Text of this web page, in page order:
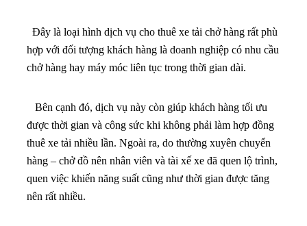
Đây là loại hình dịch vụ cho thuê xe tải chở hàng rất phù
hợp với đối tượng khách hàng là doanh nghiệp có nhu cầu
chở hàng hay máy móc liên tục trong thời gian dài.
Bên cạnh đó, dịch vụ này còn giúp khách hàng tối ưu
được thời gian và công sức khi không phải làm hợp đồng
thuê xe tải nhiều lần. Ngoài ra, do thường xuyên chuyển
hàng – chở đồ nên nhân viên và tài xế xe đã quen lộ trình,
quen việc khiến năng suất cũng như thời gian được tăng
nên rất nhiều.